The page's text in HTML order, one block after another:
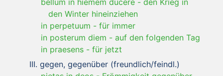
den Winter hineinziehen
in perpetuum - für immer
in posterum diem - auf den folgenden Tag
in praesens - für jetzt
gegen, gegenüber (freundlich/feindl.)